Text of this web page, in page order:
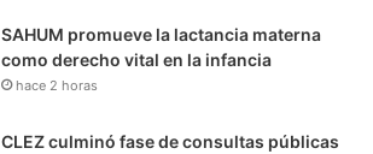
SAHUM promueve la lactancia materna
como derecho vital en la infancia
hace 2 horas
CLEZ culminó fase de consultas públicas